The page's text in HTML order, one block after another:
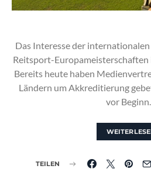
Das Interesse der
Reitsport-Europameisterschaften
Bereits heute haben
Ländern um Akkreditierung
vor
TEILEN